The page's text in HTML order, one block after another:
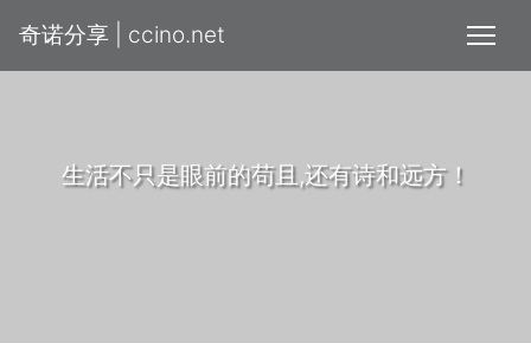
奇诺分享 | ccino.net
生活不只是眼前的苟且,还有诗和远方！